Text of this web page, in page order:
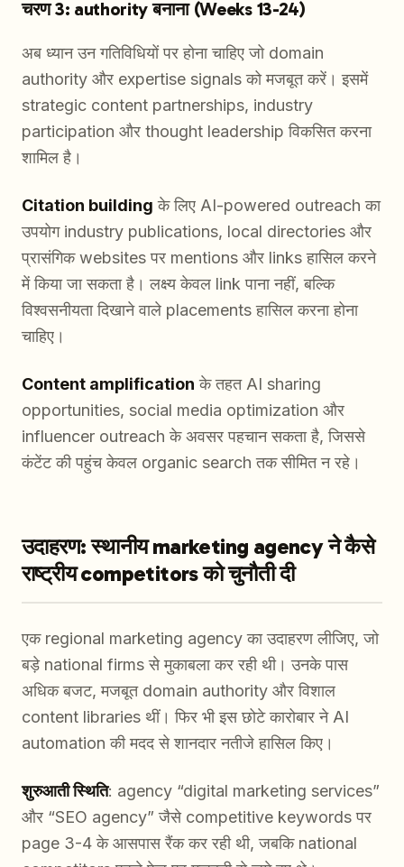
चरण 3: authority बनाना (Weeks 13-24)
अब ध्यान उन गतिविधियों पर होना चाहिए जो domain
authority और expertise signals को मजबूत करें। इसमें
strategic content partnerships, industry
participation और thought leadership विकसित करना
शामिल है।
Citation building के लिए AI-powered outreach का
उपयोग industry publications, local directories और
प्रासंगिक websites पर mentions और links हासिल करने
में किया जा सकता है। लक्ष्य केवल link पाना नहीं, बल्कि
विश्वसनीयता दिखाने वाले placements हासिल करना होना
चाहिए।
Content amplification के तहत AI sharing
opportunities, social media optimization और
influencer outreach के अवसर पहचान सकता है, जिससे
कंटेंट की पहुंच केवल organic search तक सीमित न रहे।
उदाहरण: स्थानीय marketing agency ने कैसे
राष्ट्रीय competitors को चुनौती दी
एक regional marketing agency का उदाहरण लीजिए, जो
बड़े national firms से मुकाबला कर रही थी। उनके पास
अधिक बजट, मजबूत domain authority और विशाल
content libraries थीं। फिर भी इस छोटे कारोबार ने AI
automation की मदद से शानदार नतीजे हासिल किए।
शुरुआती स्थिति: agency “digital marketing services”
और “SEO agency” जैसे competitive keywords पर
page 3-4 के आसपास रैंक कर रही थी, जबकि national